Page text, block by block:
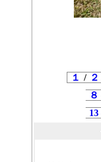
１ / ２
８
13